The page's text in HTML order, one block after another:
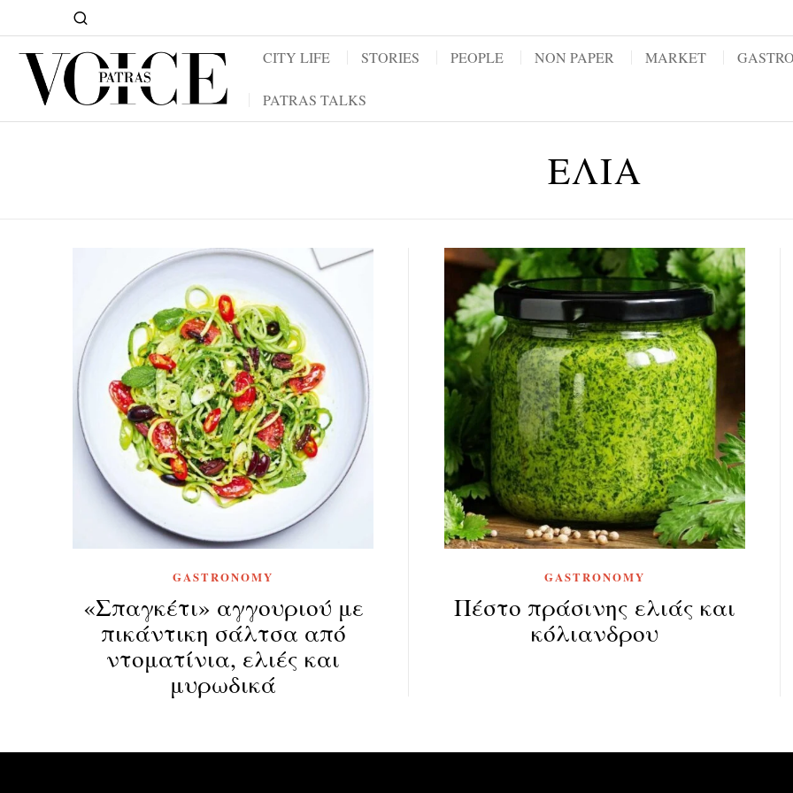
CITY LIFE STORIES PEOPLE NON PAPER MARKET
PATRAS TALKS
ΕΛΙΑ
GASTRONOMY
«Σπαγκέτι» αγγουριού με
πικάντικη σάλτσα από
ντοματίνια, ελιές και
μυρωδικά
GASTRONOMY
Πέστο πράσινης ελιάς και
κόλιανδρου